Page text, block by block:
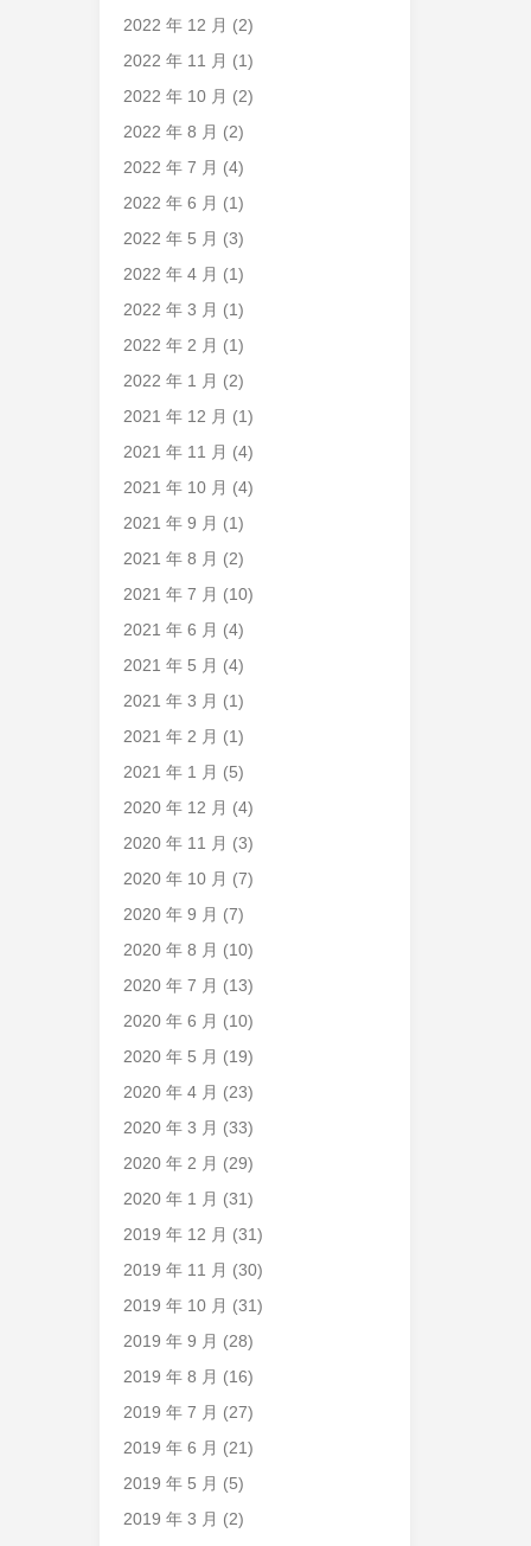
2022 年 12 月 (2)
2022 年 11 月 (1)
2022 年 10 月 (2)
2022 年 8 月 (2)
2022 年 7 月 (4)
2022 年 6 月 (1)
2022 年 5 月 (3)
2022 年 4 月 (1)
2022 年 3 月 (1)
2022 年 2 月 (1)
2022 年 1 月 (2)
2021 年 12 月 (1)
2021 年 11 月 (4)
2021 年 10 月 (4)
2021 年 9 月 (1)
2021 年 8 月 (2)
2021 年 7 月 (10)
2021 年 6 月 (4)
2021 年 5 月 (4)
2021 年 3 月 (1)
2021 年 2 月 (1)
2021 年 1 月 (5)
2020 年 12 月 (4)
2020 年 11 月 (3)
2020 年 10 月 (7)
2020 年 9 月 (7)
2020 年 8 月 (10)
2020 年 7 月 (13)
2020 年 6 月 (10)
2020 年 5 月 (19)
2020 年 4 月 (23)
2020 年 3 月 (33)
2020 年 2 月 (29)
2020 年 1 月 (31)
2019 年 12 月 (31)
2019 年 11 月 (30)
2019 年 10 月 (31)
2019 年 9 月 (28)
2019 年 8 月 (16)
2019 年 7 月 (27)
2019 年 6 月 (21)
2019 年 5 月 (5)
2019 年 3 月 (2)